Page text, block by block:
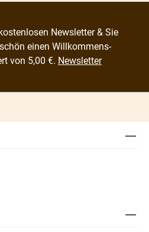
Newsletter & Sie
einen Willkommens-
von 5,00 €. Newsletter